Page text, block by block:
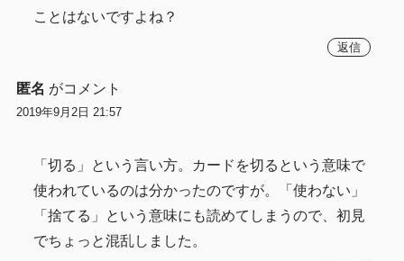
ことはないですよね？
返信
匿名 がコメント
2019年9月2日 21:57
「切る」という言い方。カードを切るという意味で
使われているのは分かったのですが。「使わない」
「捨てる」という意味にも読めてしまうので、初見
でちょっと混乱しました。